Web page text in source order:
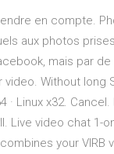
en compte.
aux photos
mais par
video. Without
· Linux x32.
Live video chat 1-
your VIRB